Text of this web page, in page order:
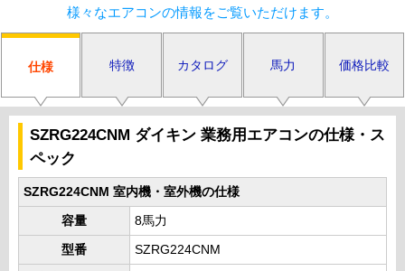
様々なエアコンの情報をご覧いただけます。
仕様 特徴 カタログ 馬力 価格比較
SZRG224CNM ダイキン 業務用エアコンの仕様・ス
ペック
SZRG224CNM 室内機・室外機の仕様
容量 8馬力
型番 SZRG224CNM